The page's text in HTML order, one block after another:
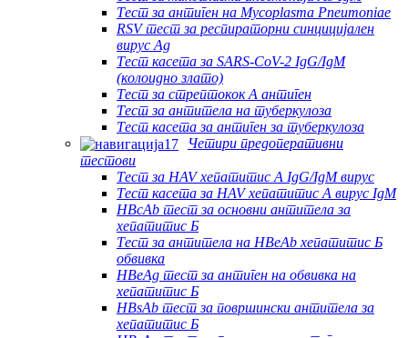
Тест за антиген на Mycoplasma Pneumoniae
RSV тест за респираторни синцицијален
вирус Ag
Тест касета за SARS-CoV-2 IgG/IgM
(колоидно злато)
Тест за стрептокок А антиген
Тест за антитела на туберкулоза
Тест касета за антиген за туберкулоза
Четири предоперативни
тестови
Тест за HAV хепатитис А IgG/IgM вирус
Тест касета за HAV хепатитис А вирус IgM
HBcAb тест за основни антитела за
хепатитис Б
Тест за антитела на HBeAb хепатитис Б
обвивка
HBeAg тест за антиген на обвивка на
хепатитис Б
HBsAb тест за површински антитела за
хепатитис Б